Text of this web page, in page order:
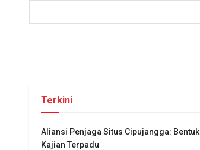
Terkini
Aliansi Penjaga Situs Cipujangga:
Kajian Terpadu